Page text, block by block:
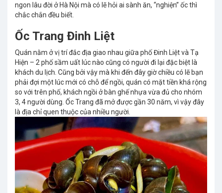
ngon lâu đời ở Hà Nội mà có lẽ hỏi ai sành ăn, “nghiện” ốc thì
chắc chắn đều biết.
Ốc Trang Đinh Liệt
Quán nằm ở vị trí đắc địa giao nhau giữa phố Đinh Liệt và Tạ
Hiện – 2 phố sầm uất lúc nào cũng có người đi lại đặc biệt là
khách du lịch. Cũng bởi vậy mà khi đến đây giờ chiều có lẽ bạn
phải đợi một lúc mới có chỗ để ngồi, quán có mặt tiền khá rộng
so với trên phố, khách ngồi ở bàn ghế nhựa vừa đủ cho nhóm
3, 4 người dùng. Ốc Trang đã mở được gần 30 năm, vì vậy đây
là địa chỉ quen thuộc của nhiều người.